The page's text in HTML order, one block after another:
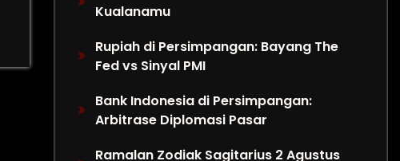
Kualanamu
Rupiah di Persimpangan: Bayang The
Fed vs Sinyal PMI
Bank Indonesia di Persimpangan:
Arbitrase Diplomasi Pasar
Ramalan Zodiak Sagitarius 2 Agustus